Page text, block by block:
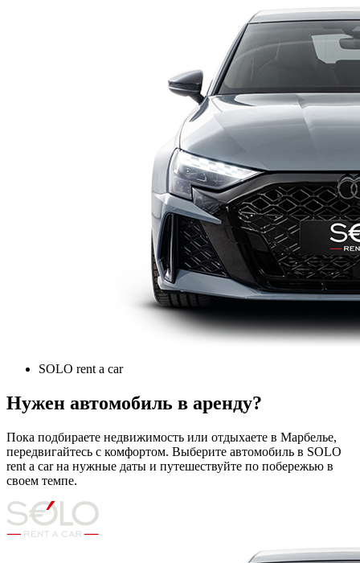
SOLO rent a car
Нужен автомобиль в аренду?
Пока подбираете недвижимость или отдыхаете в Марбелье,
передвигайтесь с комфортом. Выберите автомобиль в SOLO
rent a car на нужные даты и путешествуйте по побережью в
своем темпе.